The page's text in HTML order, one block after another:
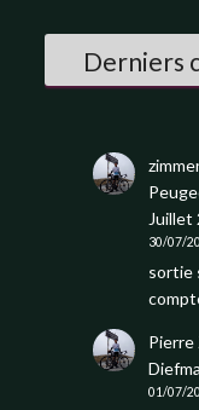
Derniers
Juillet
30/07/
sortie
Pierre
01/07/